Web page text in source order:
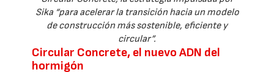
Sika “para acelerar la transición hacia un modelo
de construcción más sostenible, eficiente y
circular”.
Circular Concrete, el nuevo ADN del
hormigón